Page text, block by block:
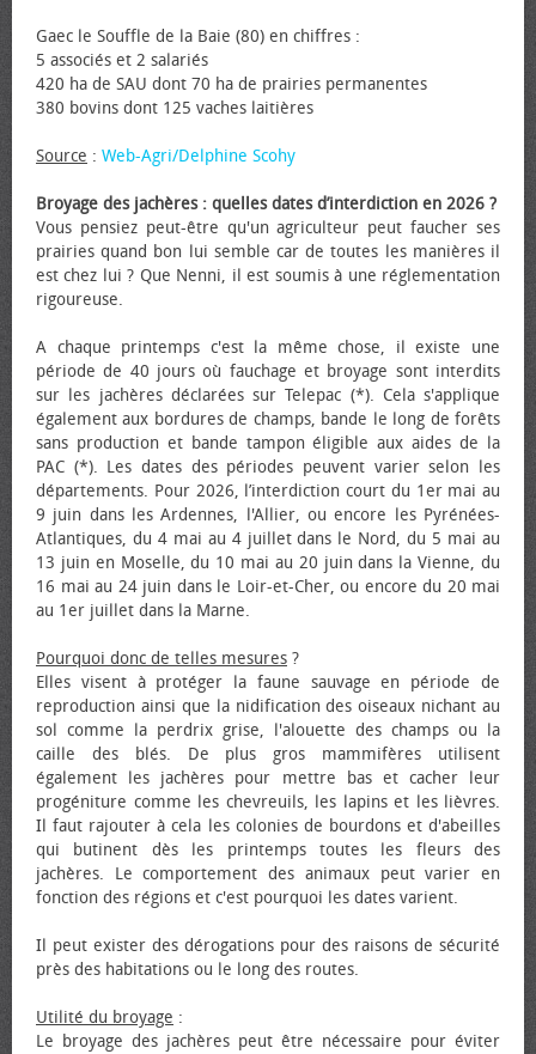
Gaec le Souffle de la Baie (80) en chiffres :
5 associés et 2 salariés
420 ha de SAU dont 70 ha de prairies permanentes
380 bovins dont 125 vaches laitières
Source : Web-Agri/Delphine Scohy
Broyage des jachères : quelles dates d’interdiction en 2026 ?
Vous pensiez peut-être qu'un agriculteur peut faucher ses
prairies quand bon lui semble car de toutes les manières il
est chez lui ? Que Nenni, il est soumis à une réglementation
rigoureuse.
A chaque printemps c'est la même chose, il existe une
période de 40 jours où fauchage et broyage sont interdits
sur les jachères déclarées sur Telepac (*). Cela s'applique
également aux bordures de champs, bande le long de forêts
sans production et bande tampon éligible aux aides de la
PAC (*). Les dates des périodes peuvent varier selon les
départements. Pour 2026, l’interdiction court du 1er mai au
9 juin dans les Ardennes, l'Allier, ou encore les Pyrénées-
Atlantiques, du 4 mai au 4 juillet dans le Nord, du 5 mai au
13 juin en Moselle, du 10 mai au 20 juin dans la Vienne, du
16 mai au 24 juin dans le Loir-et-Cher, ou encore du 20 mai
au 1er juillet dans la Marne.
Pourquoi donc de telles mesures ?
Elles visent à protéger la faune sauvage en période de
reproduction ainsi que la nidification des oiseaux nichant au
sol comme la perdrix grise, l'alouette des champs ou la
caille des blés. De plus gros mammifères utilisent
également les jachères pour mettre bas et cacher leur
progéniture comme les chevreuils, les lapins et les lièvres.
Il faut rajouter à cela les colonies de bourdons et d'abeilles
qui butinent dès les printemps toutes les fleurs des
jachères. Le comportement des animaux peut varier en
fonction des régions et c'est pourquoi les dates varient.
Il peut exister des dérogations pour des raisons de sécurité
près des habitations ou le long des routes.
Utilité du broyage :
Le broyage des jachères peut être nécessaire pour éviter